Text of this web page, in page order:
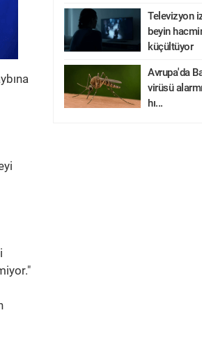
Televizyon
beyin
küçültüyor
Avrupa'da
virüsü
hı...